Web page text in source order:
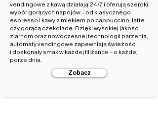
vendingowe z kawą działają 24/7 i oferują szeroki
wybór gorących napojów – od klasycznego
espresso i kawy z mlekiem po cappuccino, latte
czy gorącą czekoladę. Dzięki wysokiej jakości
ziarnom oraz nowoczesnej technologii parzenia,
automaty vendingowe zapewniają świeżość
i doskonały smak w każdej filiżance – o każdej
porze dnia.
Zobacz